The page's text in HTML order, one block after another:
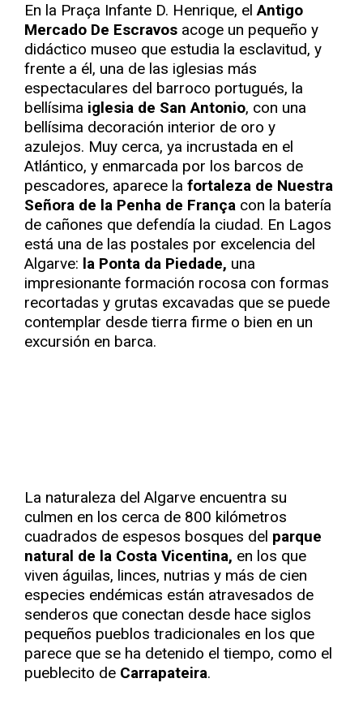
En la Praça Infante D. Henrique, elAntigo
Mercado De Escravos acoge un pequeño y
didáctico museo que estudia la esclavitud, y
frente a él, una de las iglesias más
espectaculares del barroco portugués, la
bellísima iglesia de San Antonio, con una
bellísima decoración interior de oro y
azulejos. Muy cerca, ya incrustada en el
Atlántico, y enmarcada por los barcos de
pescadores, aparece la fortaleza de Nuestra
Señora de la Penha de França con la batería
de cañones que defendía la ciudad. En Lagos
está una de las postales por excelencia del
Algarve: la Ponta da Piedade, una
impresionante formación rocosa con formas
recortadas y grutas excavadas que se puede
contemplar desde tierra firme o bien en un
excursión en barca.
La naturaleza del Algarve encuentra su
culmen en los cerca de 800 kilómetros
cuadrados de espesos bosques del parque
natural de la Costa Vicentina, en los que
viven águilas, linces, nutrias y más de cien
especies endémicas están atravesados de
senderos que conectan desde hace siglos
pequeños pueblos tradicionales en los que
parece que se ha detenido el tiempo, como el
pueblecito de Carrapateira.